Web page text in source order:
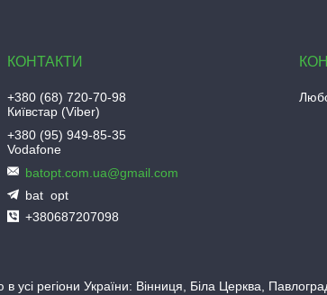
+380 (68) 720-70-98
Київстар (Viber)
+380 (95) 949-85-35
Vodafone
batopt.com.ua@gmail.com
bat_opt
+380687207098
усі регіони України: Вінниця, Біла Церква,